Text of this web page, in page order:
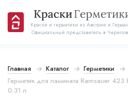
Краски и герметики из Австрии и
Официальный представитель в
Главная Каталог
Герметики
Герметик для ламината Ramsauer
0.31 л